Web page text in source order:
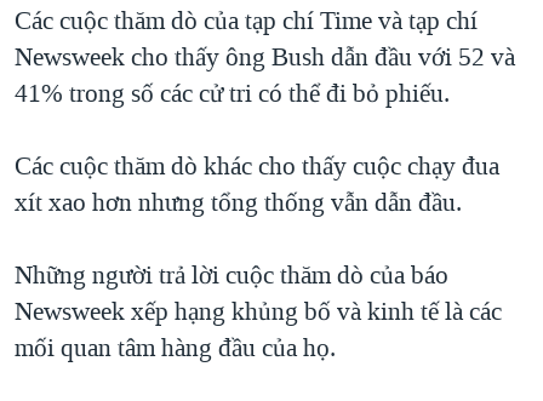
ĐỜI SỐNG
SỨC KHOẺ
VĂN HOÁ
GIÁO DỤC
HÀNH TRÌNH BẦU CỬ 2024
MỘT NĂM CHIẾN TRANH TẠI DẢI GAZA
GIẢI MÃ VÀNH ĐAI & CON ĐƯỜNG
TRỊNH VĨNH BÌNH - NGƯỜI HẠ 'BÊN THẮNG CUỘC'
CHI PHÍ CHIẾN TRANH AFGHANISTAN
CÁC GIÁ TRỊ CỘNG HÒA Ở VIỆT NAM
THƯỢNG ĐỈNH TRUMP-KIM TẠI VIỆT NAM
NGHE
MẠNG XÃ HỘI
Ngôn ngữ khác
Các cuộc thăm dò của tạp chí Time và tạp chí
Newsweek cho thấy ông Bush dẫn đầu với 52 và
41% trong số các cử tri có thể đi bỏ phiếu.
Các cuộc thăm dò khác cho thấy cuộc chạy đua
xít xao hơn nhưng tổng thống vẫn dẫn đầu.
Những người trả lời cuộc thăm dò của báo
Newsweek xếp hạng khủng bố và kinh tế là các
mối quan tâm hàng đầu của họ.